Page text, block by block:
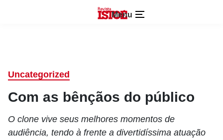
Menu
Uncategorized
Com as bênçãos do público
O clone vive seus melhores momentos de
audiência, tendo à frente a divertidíssima atuação